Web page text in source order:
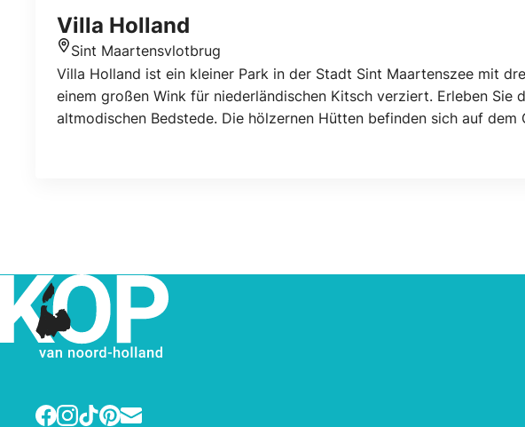
Villa Holland
Standort
Sint Maartensvlotbrug
Villa Holland ist ein kleiner Park in der Stadt Sint Maartenszee mit
einem großen Wink für niederländischen Kitsch verziert. Erleben
altmodischen Bedstede. Die hölzernen Hütten befinden sich auf dem
Facebook
Instagram
TikTok
Pinterest
E-mail